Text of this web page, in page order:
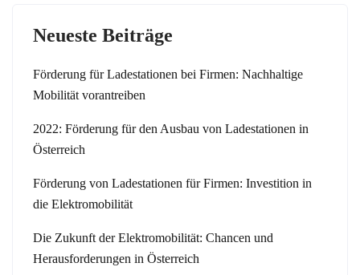
Neueste Beiträge
Förderung für Ladestationen bei Firmen: Nachhaltige
Mobilität vorantreiben
2022: Förderung für den Ausbau von Ladestationen in
Österreich
Förderung von Ladestationen für Firmen: Investition in
die Elektromobilität
Die Zukunft der Elektromobilität: Chancen und
Herausforderungen in Österreich